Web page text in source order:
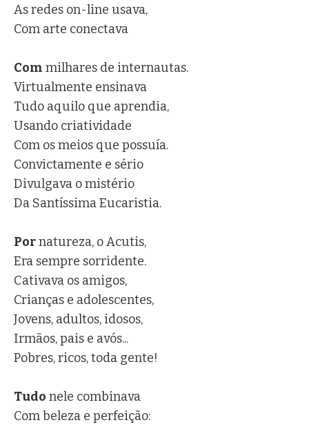
As redes on-line usava,
Com arte conectava
Com milhares de internautas.
Virtualmente ensinava
Tudo aquilo que aprendia,
Usando criatividade
Com os meios que possuía.
Convictamente e sério
Divulgava o mistério
Da Santíssima Eucaristia.
Pornatureza, o Acutis,
Era sempre sorridente.
Cativava os amigos,
Crianças e adolescentes,
Jovens, adultos, idosos,
Irmãos, pais e avós...
Pobres, ricos, toda gente!
Tudo nele combinava
Com beleza e perfeição: